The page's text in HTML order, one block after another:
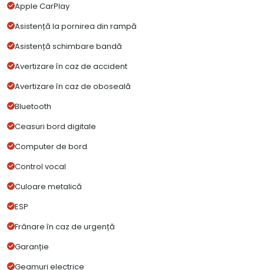
Apple CarPlay
Asistență la pornirea din rampă
Asistență schimbare bandă
Avertizare în caz de accident
Avertizare în caz de oboseală
Bluetooth
Ceasuri bord digitale
Computer de bord
Control vocal
Culoare metalică
ESP
Frânare în caz de urgență
Garanție
Geamuri electrice